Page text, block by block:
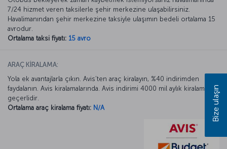
7/24 hizmet veren taksilerle şehir merkezine ulaşabilirsiniz.
Havalimanından şehir merkezine taksiyle ulaşımın bedeli ortalama 15
avrodur.
Ortalama taksi fiyatı: 15 avro
ARAÇ KİRALAMA:
Yola ek avantajlarla çıkın. Avis’ten araç kiralayın, %40 indirimden
faydalanın. Avis kiralamalarında. Avis indirimi 4000 mil aylık kiralamada
geçerlidir.
Ortalama araç kiralama fiyatı: N/A Bize ulaşın